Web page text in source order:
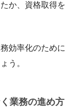
か、資格取得を
効率化のために
う。
業務の進め方